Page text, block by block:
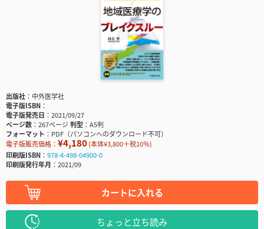
出版社
中外医学社
電子版ISBN
電子版発売日
2021/09/27
ページ数
267ページ判型
A5判
フォーマット
PDF（パソコンへのダウンロード不可）
電子版販売価格： ¥4,180(本体¥3,800＋税10％)
印刷版ISBN
978-4-498-04900-0
印刷版発行年月
2021/09
カートに入れる
ちょっと立ち読み